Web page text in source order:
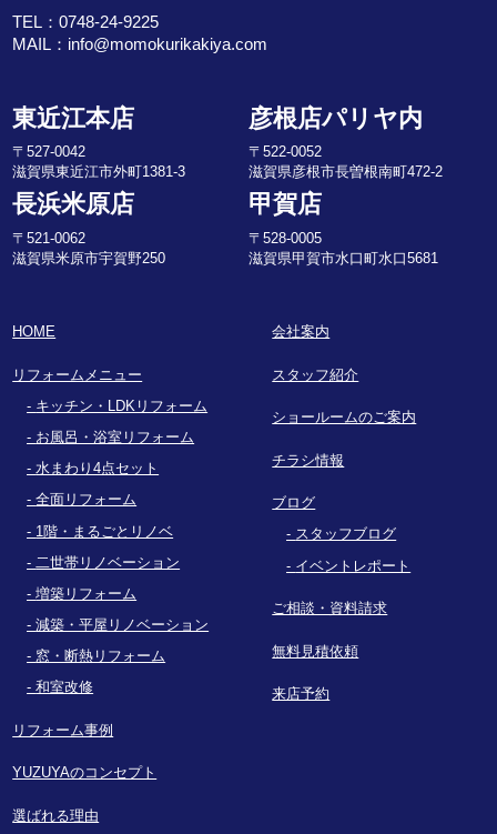
TEL：0748-24-9225
MAIL： info@momokurikakiya.com
東近江本店
〒527-0042
滋賀県東近江市外町1381-3
彦根店パリヤ内
〒522-0052
滋賀県彦根市長曽根南町472-2
長浜米原店
〒521-0062
滋賀県米原市宇賀野250
甲賀店
〒528-0005
滋賀県甲賀市水口町水口5681
HOME
リフォームメニュー
キッチン・LDKリフォーム
お風呂・浴室リフォーム
水まわり4点セット
全面リフォーム
1階・まるごとリノベ
二世帯リノベーション
増築リフォーム
減築・平屋リノベーション
窓・断熱リフォーム
和室改修
リフォーム事例
YUZUYAのコンセプト
選ばれる理由
会社案内
スタッフ紹介
ショールームのご案内
チラシ情報
ブログ
スタッフブログ
イベントレポート
ご相談・資料請求
無料見積依頼
来店予約